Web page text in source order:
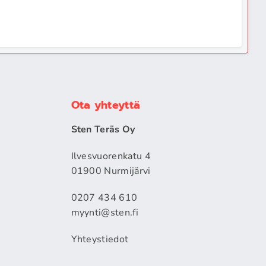
Ota yhteyttä
Sten Teräs Oy
Ilvesvuorenkatu 4
01900 Nurmijärvi
0207 434 610
myynti@sten.fi
Yhteystiedot